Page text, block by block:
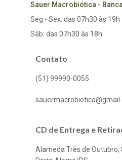
Sauer Macrobiótica -
Seg - Sex: das 07h30 às 19h
Sáb: das 07h30 às 18h
Contato
(51) 99990-0055
CD de Entrega e
Alameda Três de Outubro,